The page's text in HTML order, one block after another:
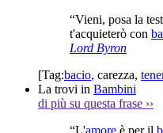
“Vieni, posa la
t'acquieterò con
Lord Byron
[Tag:bacio, carezza,
La trovi in Bambini
di più su questa frase ››
“L'amore è per il